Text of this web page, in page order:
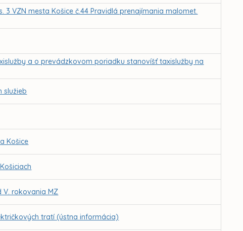
VZN mesta Košice č.44 Pravidlá prenajímania malomet.
a o prevádzkovom poriadku stanovíšť taxislužby na
služieb
Košice
rokovania MZ
tratí (ústna informácia)